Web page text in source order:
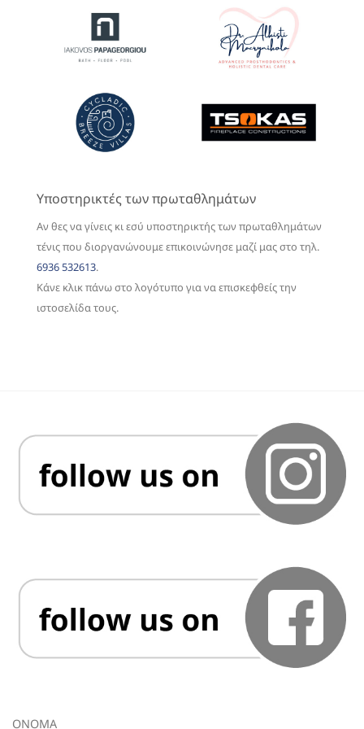
Υποστηρικτές των πρωταθλημάτων
Αν θες να γίνεις κι εσύ υποστηρικτής των πρωταθλημάτων
τένις που διοργανώνουμε επικοινώνησε μαζί μας στο τηλ.
6936 532613.
Κάνε κλικ πάνω στο λογότυπο για να επισκεφθείς την
ιστοσελίδα τους.
ΟΝΟΜΑ